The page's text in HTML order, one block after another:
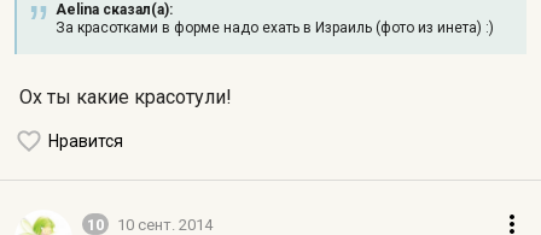
Aelina сказал(а):
За красотками в форме надо ехать в Израиль (фото из инета) :)
Ох ты какие красотули!
Нравится
10 10 сент. 2014